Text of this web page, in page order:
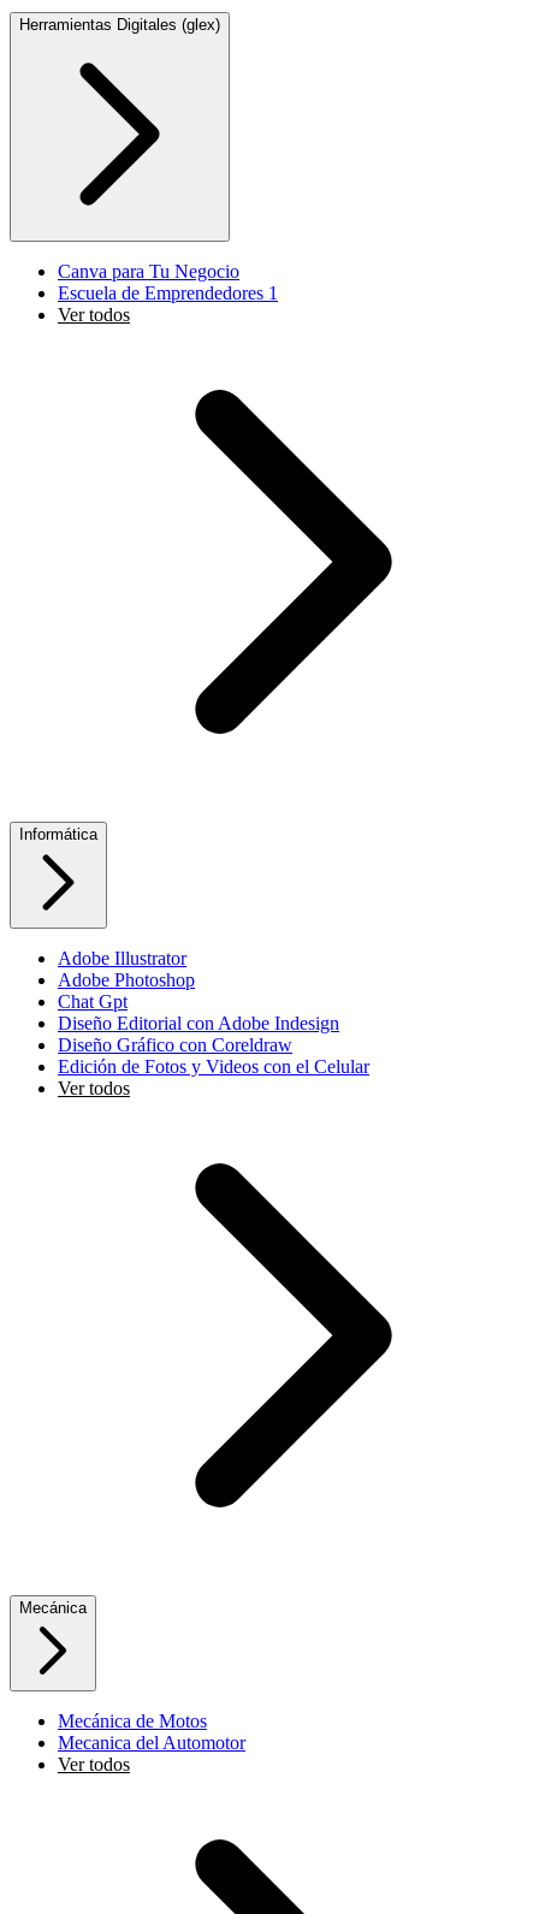
Herramientas Digitales (glex)
Canva para Tu Negocio
Escuela de Emprendedores 1
Ver todos
Informática
Adobe Illustrator
Adobe Photoshop
Chat Gpt
Diseño Editorial con Adobe Indesign
Diseño Gráfico con Coreldraw
Edición de Fotos y Videos con el Celular
Ver todos
Mecánica
Mecánica de Motos
Mecanica del Automotor
Ver todos